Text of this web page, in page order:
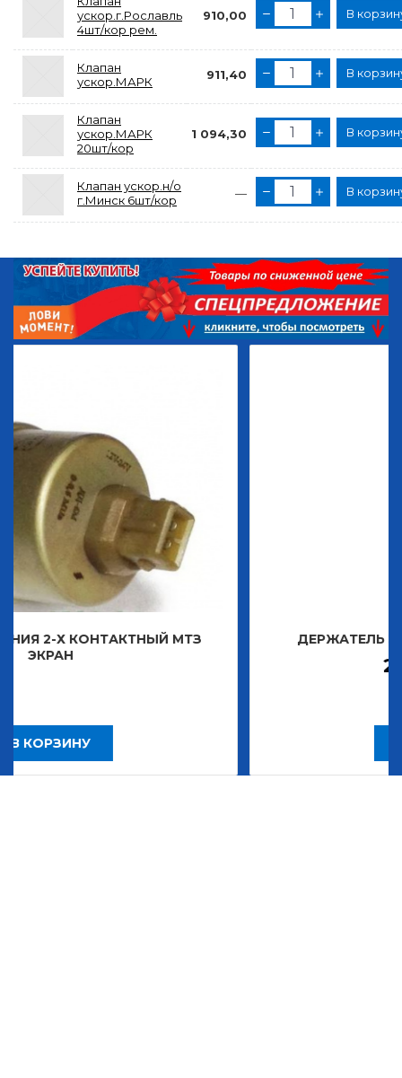
ускор.г.Рославль
4шт/кор рем.
910,00 В
Клапан
ускор.МАРК
911,40 В
Клапан
ускор.МАРК
20шт/кор
1 094,30 В
Клапан ускор.н/о
г.Минск 6шт/кор
— В
МТЗ ДЕРЖАТЕЛЬ ЗНАКА